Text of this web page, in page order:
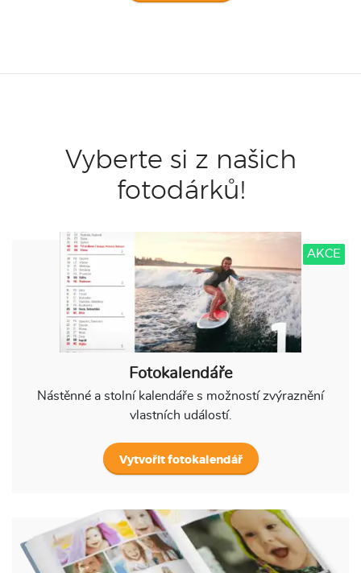
Vyberte si z našich
fotodárků!
AKCE
Fotokalendáře
Nástěnné a stolní kalendáře s možností zvýraznění
vlastních událostí.
Vytvořit fotokalendář